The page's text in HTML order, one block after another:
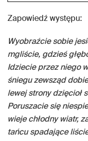
Zapowiedź występu:
Wyobraźcie sobie
mgliście, gdzieś
Idziecie przez niego
śniegu zewsząd
lewej strony dzięcioł
Poruszacie się
wieje chłodny wiatr,
tańcu spadające